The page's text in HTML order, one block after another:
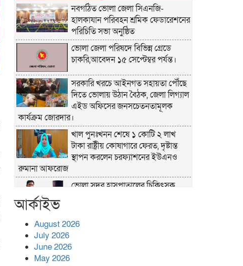
নবগঠিত ভোলা জেলা সিএনজি-
হালকাযান পরিবহন শ্রমিক ফেডারেশনের
পরিচিতি সভা অনুষ্ঠিত
ভোলা জেলা পরিষদে বিভিন্ন গ্রেডে
চাকরি,আবেদন ১৫ সেপ্টেম্বর পর্যন্ত।
সরকারি খরচে আইনগত সহায়তা পৌঁছে
দিতে ভোলায় উঠান বৈঠক, জেলা লিগ্যাল
এইড অফিসের জনসচেতনতামূলক
কার্যক্রম জোরদার।
খাল পুনঃখনন শেষে ১ কোটি ২ লাখ
টাকা রাষ্ট্রীয় কোষাগারে ফেরত, দৃষ্টান্ত
স্থাপন করলেন চরফ্যাশনের ইউএনও
রুমানা আফরোজ
ভোলা সদর হাসপাতালের চিকিৎসক
হঠাৎ সদর হাসপাতালে এমপি
সেবার বাস্তব চিত্র
আর্কাইভ
August 2026
July 2026
June 2026
May 2026